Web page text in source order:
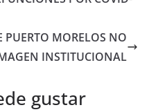
PUERTO MORELOS NO
INSTITUCIONAL
gustar